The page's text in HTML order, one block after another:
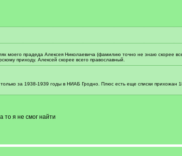
моего прадеда Алексея Николаевича (фамилию точно не знаю скорее
приходу. Алексей скорее всего православный.
за 1938-1939 годы в НИАБ Гродно. Плюс есть еще списки прихожан
то я не смог найти